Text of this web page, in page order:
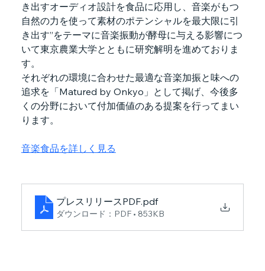
き出すオーディオ設計を食品に応用し、音楽がもつ
自然の力を使って素材のポテンシャルを最大限に引
き出す”をテーマに音楽振動が酵母に与える影響につ
いて東京農業大学とともに研究解明を進めておりま
す。
それぞれの環境に合わせた最適な音楽加振と味への
追求を「Matured by Onkyo」として掲げ、今後多
くの分野において付加価値のある提案を行ってまい
ります。
音楽食品を詳しく見る
プレスリリースPDF.pdf
ダウンロード：PDF • 853KB